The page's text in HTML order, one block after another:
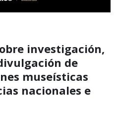
investigación,
de
museísticas
nacionales e